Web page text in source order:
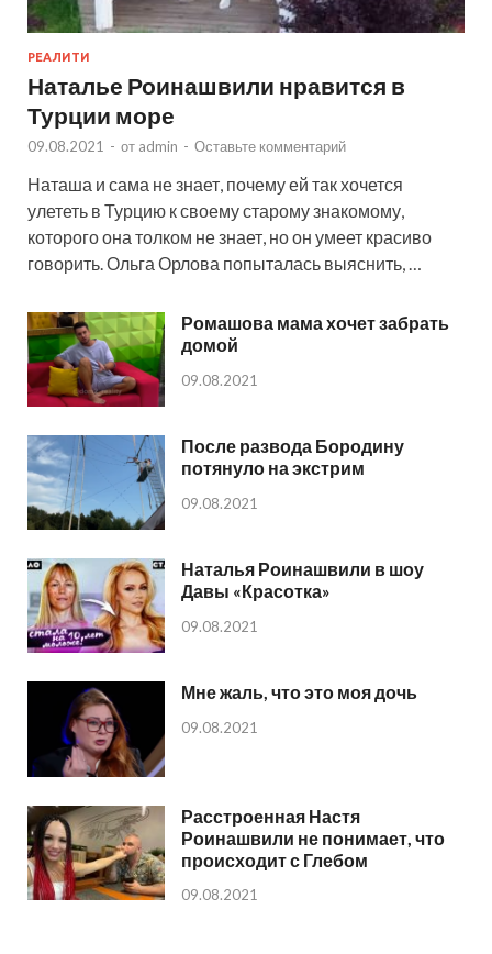
РЕАЛИТИ
Наталье Роинашвили нравится в
Турции море
09.08.2021 - от admin - Оставьте комментарий
Наташа и сама не знает, почему ей так хочется
улететь в Турцию к своему старому знакомому,
которого она толком не знает, но он умеет красиво
говорить. Ольга Орлова попыталась выяснить, …
Ромашова мама хочет забрать
домой
09.08.2021
После развода Бородину
потянуло на экстрим
09.08.2021
Наталья Роинашвили в шоу
Давы «Красотка»
09.08.2021
Мне жаль, что это моя дочь
09.08.2021
Расстроенная Настя
Роинашвили не понимает, что
происходит с Глебом
09.08.2021